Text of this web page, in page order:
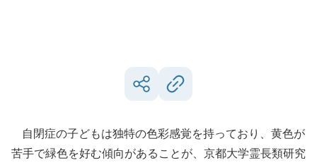
自閉症の子どもは独特の色彩感覚を持っており、黄色が
苦手で緑色を好む傾向があることが、京都大学霊長類研究